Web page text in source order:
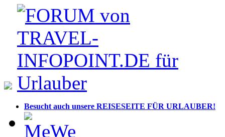
Besucht auch unsere REISESEITE FÜR URLAUBER!